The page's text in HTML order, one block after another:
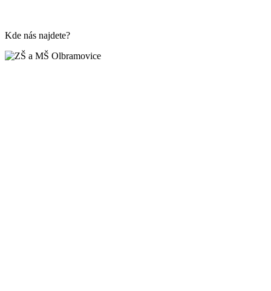
Kde nás najdete?